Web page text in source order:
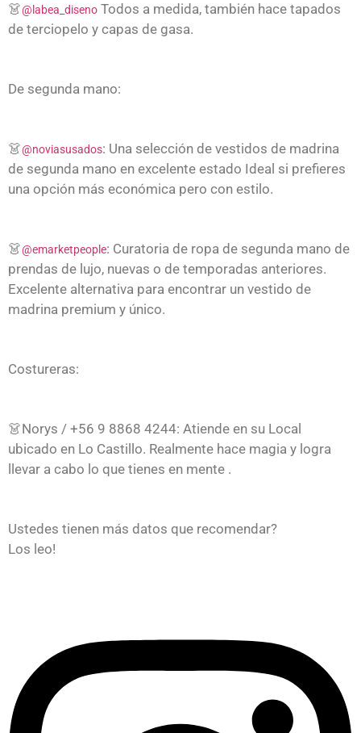
👗@labea_diseno Todos a medida, también hace tapados
de terciopelo y capas de gasa.
De segunda mano:
👗@noviasusados: Una selección de vestidos de madrina
de segunda mano en excelente estado Ideal si prefieres
una opción más económica pero con estilo.
👗@emarketpeople: Curatoria de ropa de segunda mano de
prendas de lujo, nuevas o de temporadas anteriores.
Excelente alternativa para encontrar un vestido de
madrina premium y único.
Costureras:
👗Norys / +56 9 8868 4244: Atiende en su Local
ubicado en Lo Castillo. Realmente hace magia y logra
llevar a cabo lo que tienes en mente .
Ustedes tienen más datos que recomendar?
Los leo!